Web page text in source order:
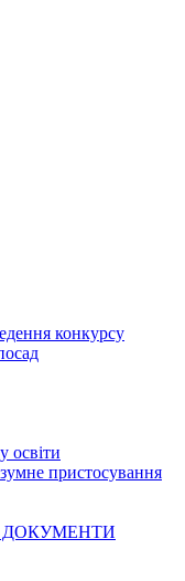
конкурсу
освіти
пристосування
ДОКУМЕНТИ